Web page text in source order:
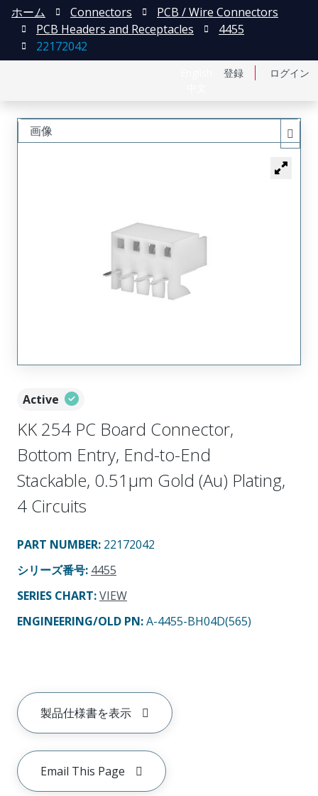
登録 ログイン
ホーム Connectors
PCB / Wire Connectors
PCB Headers and Receptacles
4455
22172042
Active
KK 254 PC Board Connector,
Bottom Entry, End-to-End
Stackable, 0.51µm Gold (Au) Plating,
4 Circuits
PART NUMBER: 22172042
シリーズ番号: 4455
SERIES CHART:VIEW
ENGINEERING/OLD PN:A-4455-BH04D(565)
製品仕様書を表示
Email This Page
画像